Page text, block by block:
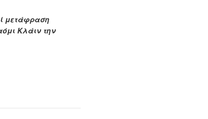
μετάφραση
Κλάιν την